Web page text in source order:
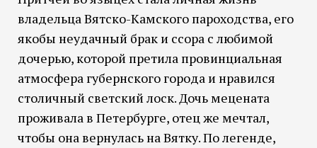
владельца Вятско-Камского пароходства, его
якобы неудачный брак и ссора с любимой
дочерью, которой претила провинциальная
атмосфера губернского города и нравился
столичный светский лоск. Дочь мецената
проживала в Петербурге, отец же мечтал,
чтобы она вернулась на Вятку. По легенде,